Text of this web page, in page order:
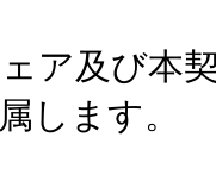
ア及び本
します。